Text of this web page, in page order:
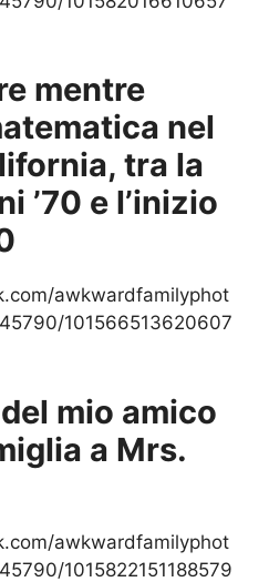
mentre
nel
tra la
’70 e l’inizio
awkwardfamilyphot
101566513620607
mio amico
a Mrs.
awkwardfamilyphot
1015822151188579